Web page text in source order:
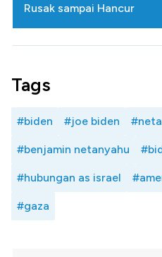
Rusak sampai Hancur
Tags
#biden #joe biden
#benjamin netanyahu
#hubungan as israel
#gaza